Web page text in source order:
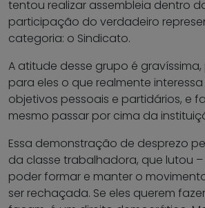
tentou realizar assembleia dentro
participação do verdadeiro
categoria: o Sindicato.
A atitude desse grupo é
para eles o que realmente
objetivos pessoais e partidários, e
mesmo passar por cima da
Essa demonstração de desprezo
da classe trabalhadora, que lutou
poder formar e manter o
ser rechaçada. Se eles querem